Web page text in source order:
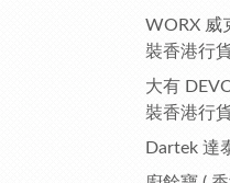
WORX 威
裝香港行貨
大有
裝香港行
Dartek 達